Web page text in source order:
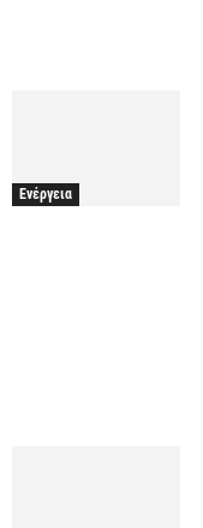
Ενέργεια